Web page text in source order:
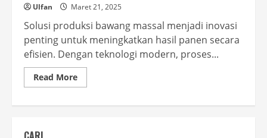
Ulfan Maret 21, 2025
Solusi produksi bawang massal menjadi inovasi
penting untuk meningkatkan hasil panen secara
efisien. Dengan teknologi modern, proses...
Read MoreRead
more